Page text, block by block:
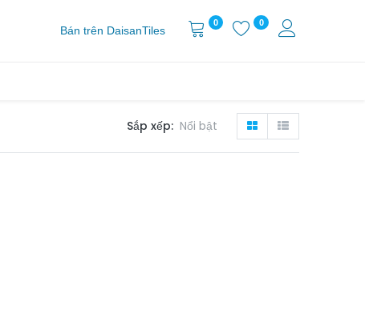
Bán trên DaisanTiles
0 0
Sắp xếp: Nổi bật